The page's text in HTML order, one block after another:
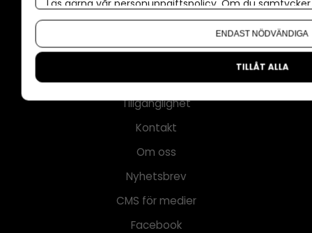
Om cookies
Policy för AI
Annonspolicy
Tillgänglighet
Kontakt
Om oss
Nyhetsbrev
CMS för medier
Facebook
Läs gärna vår personuppgiftspolicy. Om du
Om du vill ändra ditt val i efterhand hittar du den
ENDAST NÖDVÄNDIGA
TILLÅT ALLA